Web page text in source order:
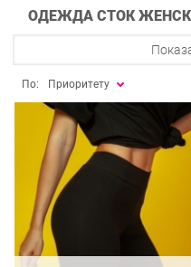
ОДЕЖДА СТОК
По: Приоритету